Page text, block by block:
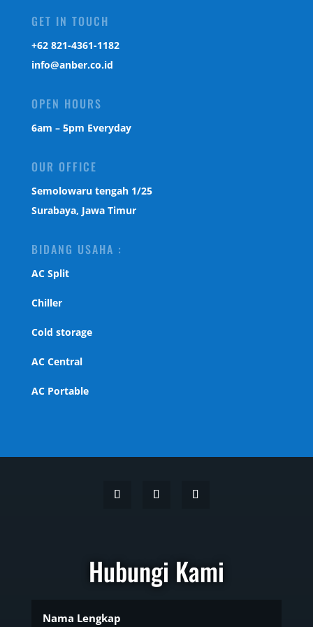
GET IN TOUCH
‎+62 821-4361-1182
info@anber.co.id
OPEN HOURS
6am – 5pm Everyday
OUR OFFICE
Semolowaru tengah 1/25
Surabaya, Jawa Timur
BIDANG USAHA :
AC Split
Chiller
Cold storage
AC Central
AC Portable
Hubungi Kami